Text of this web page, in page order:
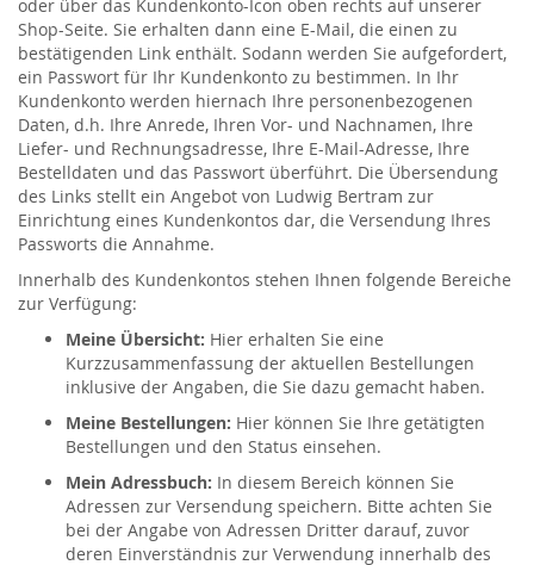
oder über das Kundenkonto-Icon oben rechts auf unserer
Shop-Seite. Sie erhalten dann eine E-Mail, die einen zu
bestätigenden Link enthält. Sodann werden Sie aufgefordert,
ein Passwort für Ihr Kundenkonto zu bestimmen. In Ihr
Kundenkonto werden hiernach Ihre personenbezogenen
Daten, d.h. Ihre Anrede, Ihren Vor- und Nachnamen, Ihre
Liefer- und Rechnungsadresse, Ihre E-Mail-Adresse, Ihre
Bestelldaten und das Passwort überführt. Die Übersendung
des Links stellt ein Angebot von Ludwig Bertram zur
Einrichtung eines Kundenkontos dar, die Versendung Ihres
Passworts die Annahme.
Innerhalb des Kundenkontos stehen Ihnen folgende Bereiche
zur Verfügung:
Meine Übersicht: Hier erhalten Sie eine
Kurzzusammenfassung der aktuellen Bestellungen
inklusive der Angaben, die Sie dazu gemacht haben.
Meine Bestellungen: Hier können Sie Ihre getätigten
Bestellungen und den Status einsehen.
Mein Adressbuch: In diesem Bereich können Sie
Adressen zur Versendung speichern. Bitte achten Sie
bei der Angabe von Adressen Dritter darauf, zuvor
deren Einverständnis zur Verwendung innerhalb des